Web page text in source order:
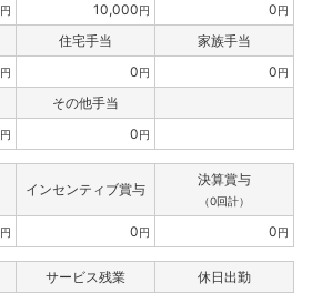
円 10,000円 0円
住宅手当
家族手当
円 0円 0円
その他手当
円 0円
インセンティブ賞与
決算賞与
（0回計）
円 0円 0円
サービス残業 休日出勤